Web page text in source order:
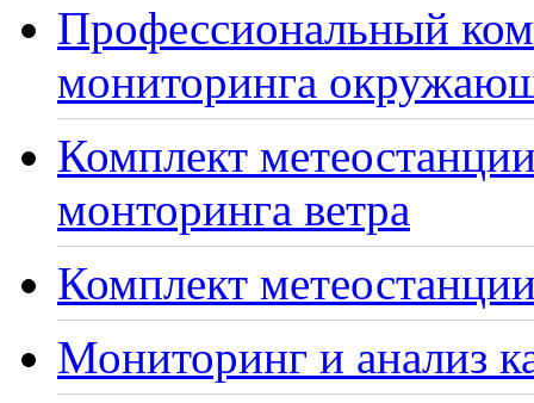
Профессиональный
мониторинга
Комплект
монторинга ветра
Комплект
Мониторинг и анализ